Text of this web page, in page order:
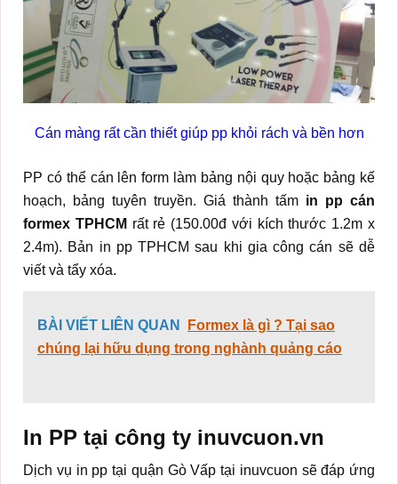
Cán màng rất cần thiết giúp pp khỏi rách và bền hơn
PP có thể cán lên form làm bảng nội quy hoặc bảng kế
hoạch, bảng tuyên truyền. Giá thành tấm in pp cán
formex TPHCM rất rẻ (150.00đ với kích thước 1.2m x
2.4m). Bản in pp TPHCM sau khi gia công cán sẽ dễ
viết và tẩy xóa.
BÀI VIẾT LIÊN QUAN
Formex là gì ? Tại sao
chúng lại hữu dụng trong nghành quảng cáo
In PP tại công ty inuvcuon.vn
Dịch vụ in pp tại quận Gò Vấp tại inuvcuon sẽ đáp ứng